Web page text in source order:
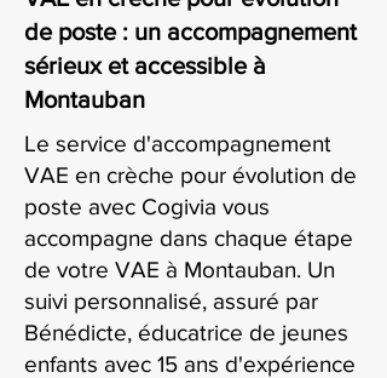
de poste : un accompagnement
sérieux et accessible à
Montauban
Le service d'accompagnement
VAE en crèche pour évolution de
poste avec Cogivia vous
accompagne dans chaque étape
de votre VAE à Montauban. Un
suivi personnalisé, assuré par
Bénédicte, éducatrice de jeunes
enfants avec 15 ans d'expérience